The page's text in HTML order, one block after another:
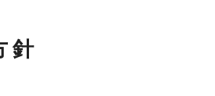
針